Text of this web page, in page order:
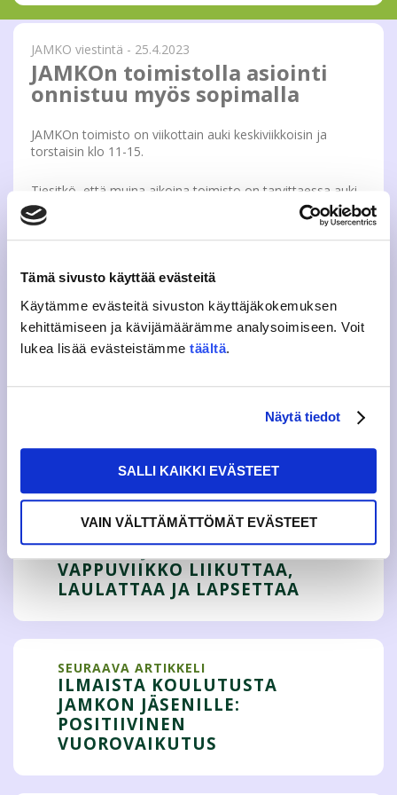
Tämä sivusto käyttää evästeitä
Käytämme evästeitä sivuston käyttäjäkokemuksen
kehittämiseen ja kävijämäärämme analysoimiseen. Voit
lukea lisää evästeistämme täältä.
Näytä tiedot
SALLI KAIKKI EVÄSTEET
VAIN VÄLTTÄMÄTTÖMÄT EVÄSTEET
JAMKO viestintä - 25.4.2023
JAMKOn toimistolla asiointi
onnistuu myös sopimalla
JAMKOn toimisto on viikottain auki keskiviikkoisin ja
torstaisin klo 11-15.
Tiesitkö, että muina aikoina toimisto on tarvittaessa auki
sopimuksen mukaan? Jos et pääse säännöllisten
aukioloaikojemme puitteissa asioimaan toimistolla, ota
rohkeasti yhteyttä Jäsenpalvelun asiantuntijaamme!
esimerkiksi opiskelijakortin tai lukuvuositarran voi saada
Kurkkaa ajantasaiset aukioloajat täältä
Tweet
EDELLINEN ARTIKKELI
OPISKELIJOIDEN
VAPPUVIIKKO LIIKUTTAA,
LAULATTAA JA LAPSETTAA
SEURAAVA ARTIKKELI
ILMAISTA KOULUTUSTA
JAMKON JÄSENILLE:
POSITIIVINEN
VUOROVAIKUTUS